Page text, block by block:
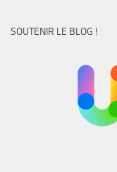
SOUTENIR LE BLOG !